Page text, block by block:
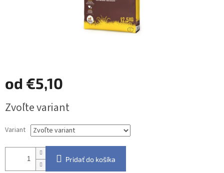
od €5,10
cena:
Zvoľte variant
Variant
Pridať do košíka